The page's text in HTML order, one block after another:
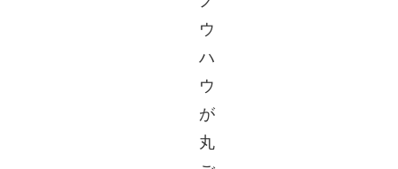
ウ
ハ
ウ
が
丸